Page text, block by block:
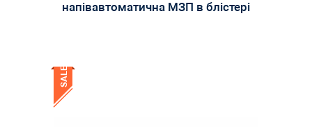
напівавтоматична МЗП в блістері
SALE